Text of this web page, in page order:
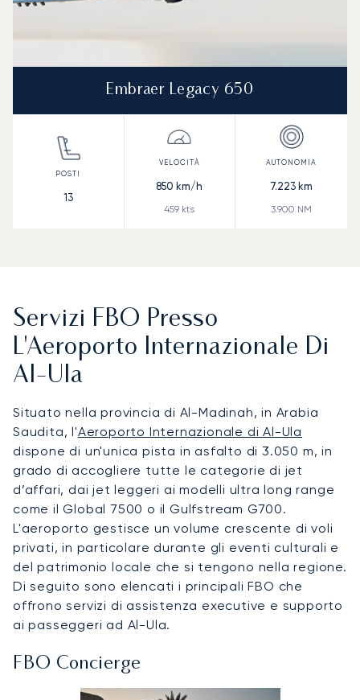
Embraer Legacy 650
13
850 km/h
459 kts
7.223 km
3.900 NM
Servizi FBO Presso
L'Aeroporto Internazionale Di
Al-Ula
Situato nella provincia di Al-Madinah, in Arabia
Saudita, l'Aeroporto Internazionale di Al-Ula
dispone di un'unica pista in asfalto di 3.050 m, in
grado di accogliere tutte le categorie di jet
d’affari, dai jet leggeri ai modelli ultra long range
come il Global 7500 o il Gulfstream G700.
L'aeroporto gestisce un volume crescente di voli
privati, in particolare durante gli eventi culturali e
del patrimonio locale che si tengono nella regione.
Di seguito sono elencati i principali FBO che
offrono servizi di assistenza executive e supporto
ai passeggeri ad Al-Ula.
FBO Concierge